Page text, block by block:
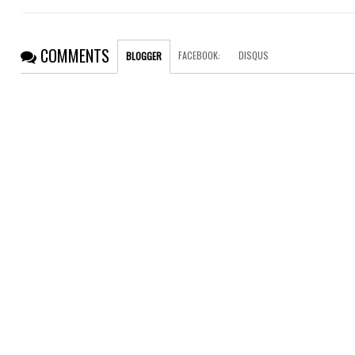
COMMENTS BLOGGER FACEBOOK: DISQUS